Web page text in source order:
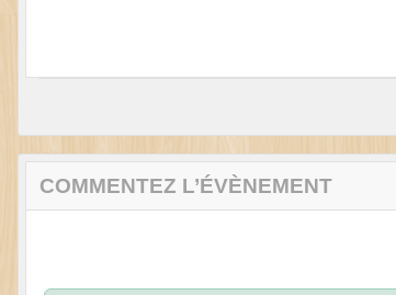
COMMENTEZ L’ÉVÈNEMENT